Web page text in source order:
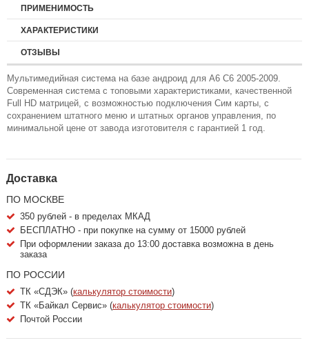
ПРИМЕНИМОСТЬ
ХАРАКТЕРИСТИКИ
ОТЗЫВЫ
Мультимедийная система на базе андроид для A6 C6 2005-2009.
Современная система с топовыми характеристиками, качественной
Full HD матрицей, с возможностью подключения Сим карты, с
сохранением штатного меню и штатных органов управления, по
минимальной цене от завода изготовителя с гарантией 1 год.
Доставка
ПО МОСКВЕ
350 рублей - в пределах МКАД
БЕСПЛАТНО - при покупке на сумму от 15000 рублей
При оформлении заказа до 13:00 доставка возможна в день
заказа
ПО РОССИИ
ТК «СДЭК» (калькулятор стоимости)
ТК «Байкал Сервис» (калькулятор стоимости)
Почтой России